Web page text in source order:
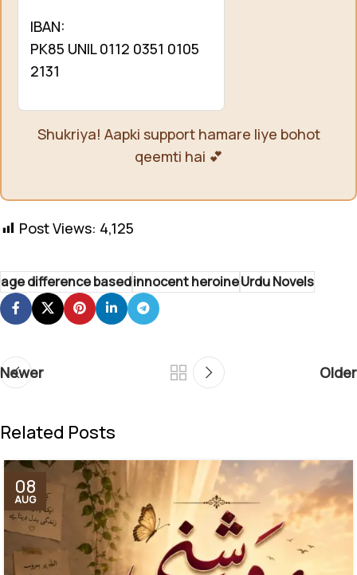
IBAN:
PK85 UNIL 0112 0351 0105
2131
Shukriya! Aapki support hamare liye bohot
qeemti hai 💕
Post Views: 4,125
age difference basedinnocent heroineUrdu Novels
Newer Older
Related Posts
08
AUG